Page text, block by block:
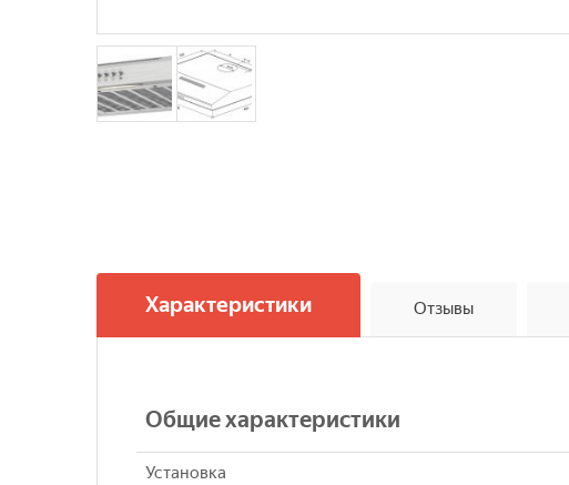
Характеристики Отзывы
Общие характеристики
Установка